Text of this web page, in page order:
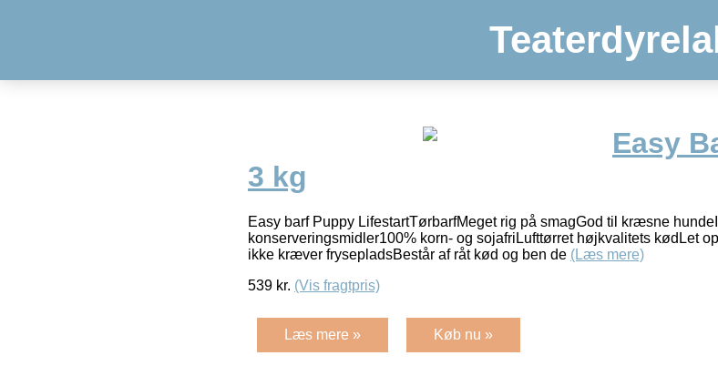
Easy
3 kg
Easy barf Puppy LifestartTørbarfMeget rig på smagGod til kræsne
konserveringsmidler100% korn- og sojafriLufttørret højkvalitets kødLet
ikke kræver frysepladsBestår af råt kød og ben de (Læs mere)
539 kr. (Vis fragtpris)
Læs mere » Køb nu »